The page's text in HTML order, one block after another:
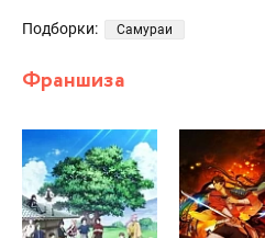
Подборки: Самураи
Франшиза